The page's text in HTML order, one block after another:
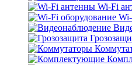
Wi-Fi